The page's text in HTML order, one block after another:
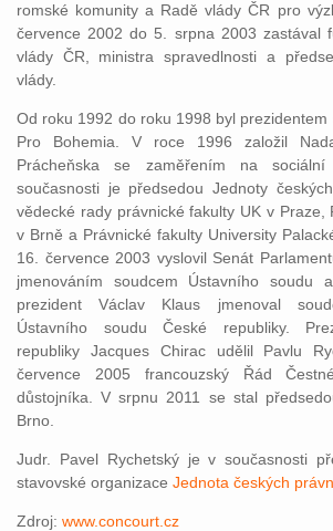
romské komunity a Radě vlády ČR pro
července 2002 do 5. srpna 2003 zastával
vlády ČR, ministra spravedlnosti a
vlády.
Od roku 1992 do roku 1998 byl
Pro Bohemia. V roce 1996 založil
Prácheňska se zaměřením na
současnosti je předsedou Jednoty
vědecké rady právnické fakulty UK v Praze,
v Brně a Právnické fakulty University
16. července 2003 vyslovil Senát
jmenováním soudcem Ústavního
prezident Václav Klaus jmenoval
Ústavního soudu České republiky.
republiky Jacques Chirac udělil Pavlu
července 2005 francouzský Řád
důstojníka. V srpnu 2011 se stal
Brno.
Judr. Pavel Rychetský je v současnosti
stavovské organizace Jednota českých
Zdroj: www.concourt.cz